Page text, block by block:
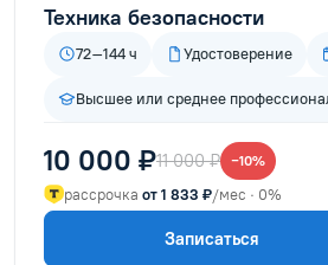
Техника безопасности
72–144 ч Удостоверение
Высшее или среднее
10 000 ₽11 000 ₽ −10%
рассрочка от 1 833 ₽/мес · 0%
Записаться